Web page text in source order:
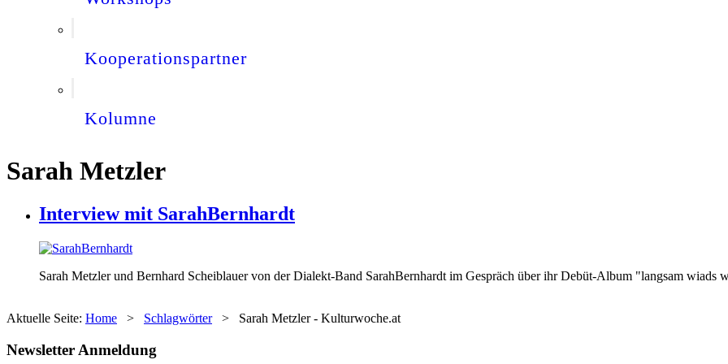
Kooperationspartner
Kolumne
Sarah Metzler
Interview mit SarahBernhardt
Sarah Metzler und Bernhard Scheiblauer von der Dialekt-Band SarahBernhardt im Gespräch über ihr Debüt-Album "langsam wiads
Aktuelle Seite: Home > Schlagwörter > Sarah Metzler - Kulturwoche.at
Newsletter Anmeldung